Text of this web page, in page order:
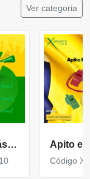
Ver categoria
Vuvuzela Plástica Personalizada para eventos XVZ0010
Código